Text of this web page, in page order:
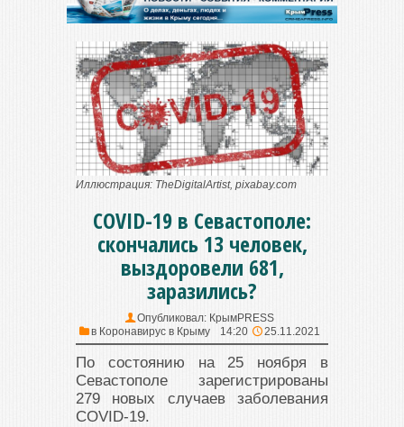
Иллюстрация: TheDigitalArtist, pixabay.com
COVID-19 в Севастополе:
скончались 13 человек,
выздоровели 681,
заразились?
Опубликовал: КрымPRESS
в Коронавирус в Крыму 14:20 25.11.2021
По состоянию на 25 ноября в
Севастополе зарегистрированы
279 новых случаев заболевания
COVID-19.